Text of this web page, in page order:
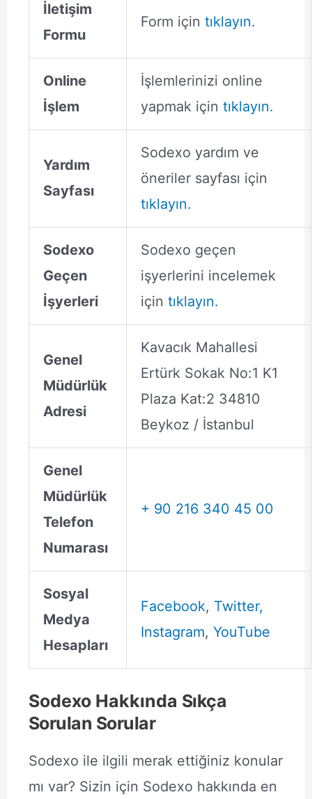
İletişim
Formu
Form için tıklayın.
Online
İşlem
İşlemlerinizi online
yapmak için tıklayın.
Yardım
Sayfası
Sodexo yardım ve
öneriler sayfası için
tıklayın.
Sodexo
Geçen
İşyerleri
Sodexo geçen
işyerlerini incelemek
için tıklayın.
Genel
Müdürlük
Adresi
Kavacık Mahallesi
Ertürk Sokak No:1 K1
Plaza Kat:2 34810
Beykoz / İstanbul
Genel
Müdürlük
Telefon
Numarası
+ 90 216 340 45 00
Sosyal
Medya
Hesapları
Facebook, Twitter,
Instagram, YouTube
Sodexo Hakkında Sıkça
Sorulan Sorular
Sodexo ile ilgili merak ettiğiniz konular
mı var? Sizin için Sodexo hakkında en